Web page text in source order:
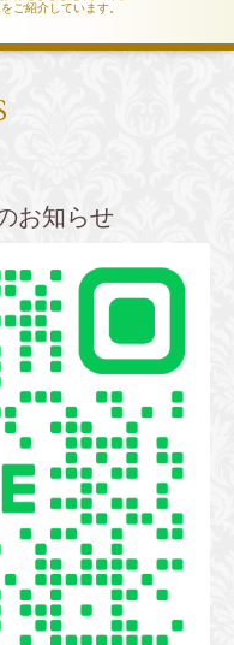
ご紹介しています。
お知らせ